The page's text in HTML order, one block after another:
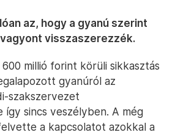
az, hogy a gyanú szerint
visszaszerezzék.
millió forint körüli sikkasztás
gyanúról az
szakszervezet
így sincs veszélyben. A még
a kapcsolatot azokkal a